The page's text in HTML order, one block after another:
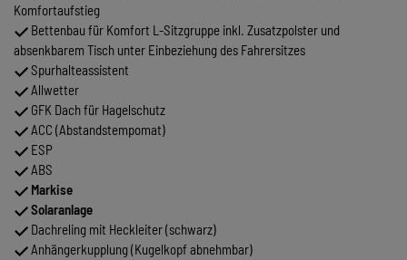
Komfortaufstieg
Bettenbau für Komfort L-Sitzgruppe inkl. Zusatzpolster und
absenkbarem Tisch unter Einbeziehung des Fahrersitzes
Spurhalteassistent
Allwetter
GFK Dach für Hagelschutz
ACC (Abstandstempomat)
ESP
ABS
Markise
Solaranlage
Dachreling mit Heckleiter (schwarz)
Anhängerkupplung (Kugelkopf abnehmbar)